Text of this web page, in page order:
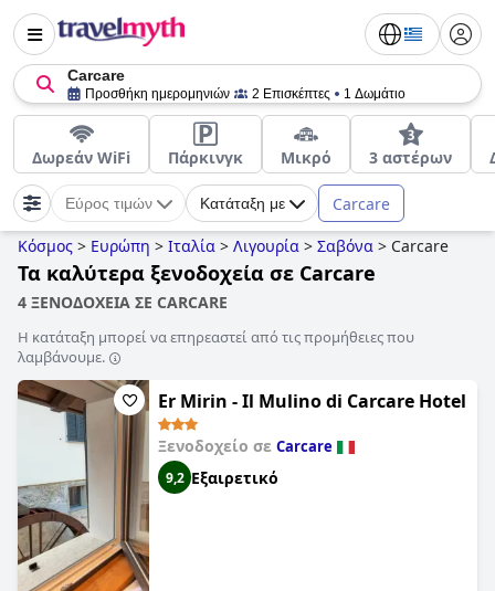
Carcare
Προσθήκη ημερομηνιών 2 Επισκέπτες 1 Δωμάτιο
Δωρεάν WiFi Πάρκινγκ Μικρό 3 αστέρων
Εύρος τιμών Κατάταξη με Carcare
Κόσμος > Ευρώπη > Ιταλία > Λιγουρία > Σαβόνα > Carcare
Τα καλύτερα ξενοδοχεία σε Carcare
4 ΞΕΝΟΔΟΧΕΙΑ ΣΕ CARCARE
Η κατάταξη μπορεί να επηρεαστεί από τις προμήθειες που
λαμβάνουμε.
Er Mirin - Il Mulino di Carcare Hotel
Ξενοδοχείο σε Carcare
9,2 Εξαιρετικό